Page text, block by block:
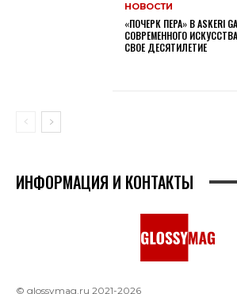
НОВОСТИ
«ПОЧЕРК ПЕРА» В ASKERI
СОВРЕМЕННОГО
СВОЕ ДЕСЯТИЛЕТИЕ
ИНФОРМАЦИЯ И КОНТАКТЫ
© glossymag.ru 2021-2026